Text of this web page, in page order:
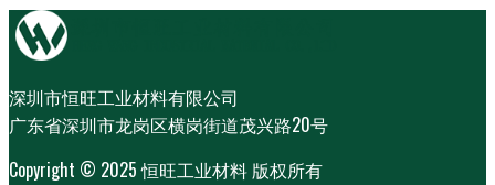
深圳市恒旺工业材料有限公司
广东省深圳市龙岗区横岗街道茂兴路20号
Copyright © 2025 恒旺工业材料 版权所有